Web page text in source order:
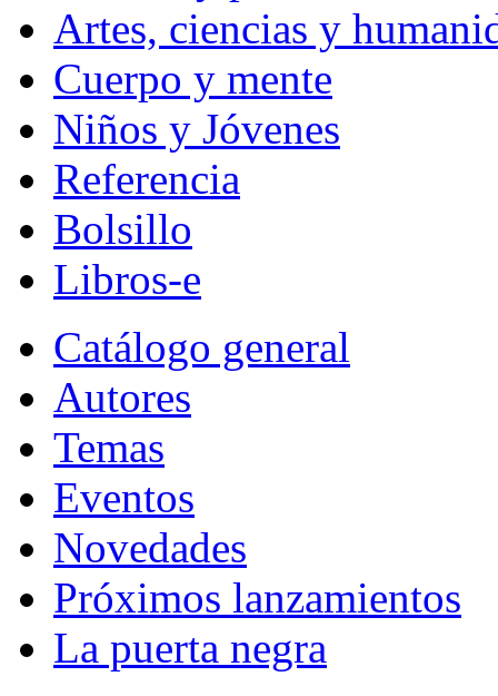
Artes, ciencias y
Cuerpo y mente
Niños y Jóvenes
Referencia
Bolsillo
Libros-e
Catálogo general
Autores
Temas
Eventos
Novedades
Próximos lanzamientos
La puerta negra